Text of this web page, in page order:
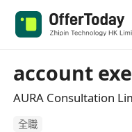
account
AURA Consultation
全職